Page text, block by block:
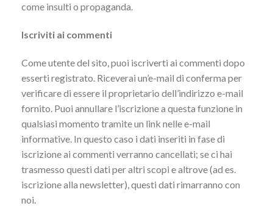
come insulti o propaganda.
Iscriviti ai commenti
Come utente del sito, puoi iscriverti ai commenti dopo
esserti registrato. Riceverai un’e-mail di conferma per
verificare di essere il proprietario dell’indirizzo e-mail
fornito. Puoi annullare l’iscrizione a questa funzione in
qualsiasi momento tramite un link nelle e-mail
informative. In questo caso i dati inseriti in fase di
iscrizione ai commenti verranno cancellati; se ci hai
trasmesso questi dati per altri scopi e altrove (ad es.
iscrizione alla newsletter), questi dati rimarranno con
noi.